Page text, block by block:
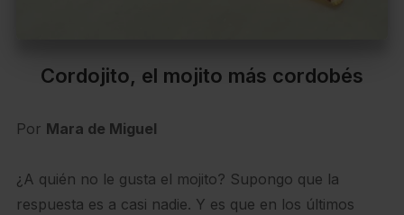
Cordojito, el mojito más cordobés
Por Mara de Miguel
¿A quién no le gusta el mojito? Supongo que la
respuesta es a casi nadie. Y es que en los últimos